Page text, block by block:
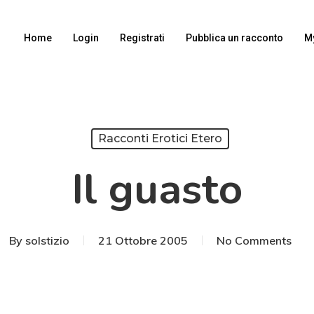
Home Login Registrati Pubblica un racconto
Racconti Erotici Etero
Il guasto
By solstizio 21 Ottobre 2005 No Comments